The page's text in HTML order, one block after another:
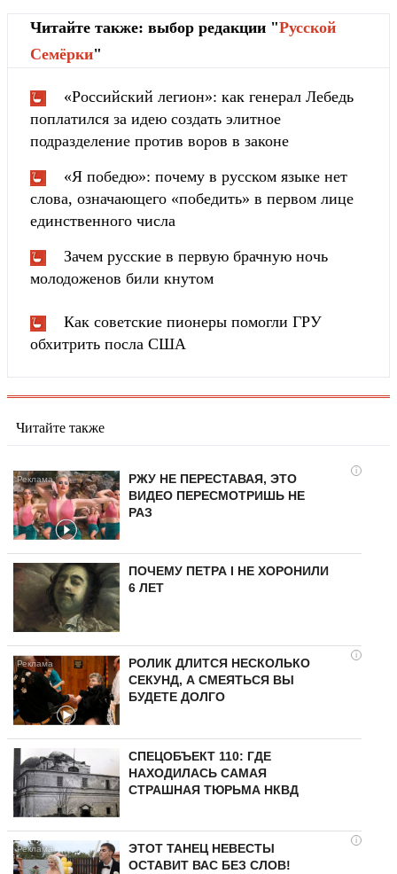
Читайте также: выбор редакции "Русской
Cемёрки"
«Российский легион»: как генерал Лебедь
поплатился за идею создать элитное
подразделение против воров в законе
«Я победю»: почему в русском языке нет
слова, означающего «победить» в первом лице
единственного числа
Зачем русские в первую брачную ночь
молодоженов били кнутом
Как советские пионеры помогли ГРУ
обхитрить посла США
Читайте также
i
РЖУ НЕ ПЕРЕСТАВАЯ, ЭТО
ВИДЕО ПЕРЕСМОТРИШЬ НЕ
РАЗ
ПОЧЕМУ ПЕТРА I НЕ ХОРОНИЛИ
6 ЛЕТ
i
РОЛИК ДЛИТСЯ НЕСКОЛЬКО
СЕКУНД, А СМЕЯТЬСЯ ВЫ
БУДЕТЕ ДОЛГО
СПЕЦОБЪЕКТ 110: ГДЕ
НАХОДИЛАСЬ САМАЯ
СТРАШНАЯ ТЮРЬМА НКВД
i
ЭТОТ ТАНЕЦ НЕВЕСТЫ
ОСТАВИТ ВАС БЕЗ СЛОВ!